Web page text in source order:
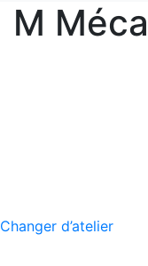
M
Changer d’atelier